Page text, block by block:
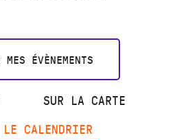
ÉVÈNEMENTS
SUR LA CARTE
LE CALENDRIER